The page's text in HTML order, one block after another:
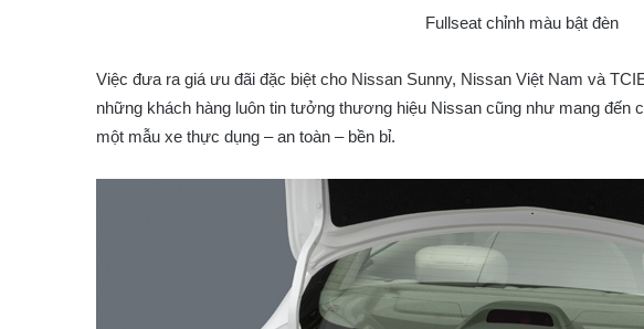
Fullseat chỉnh màu bật đèn
Việc đưa ra giá ưu đãi đặc biệt cho Nissan Sunny, Nissan Việt Nam và
những khách hàng luôn tin tưởng thương hiệu Nissan cũng như mang đến
một mẫu xe thực dụng – an toàn – bền bỉ.